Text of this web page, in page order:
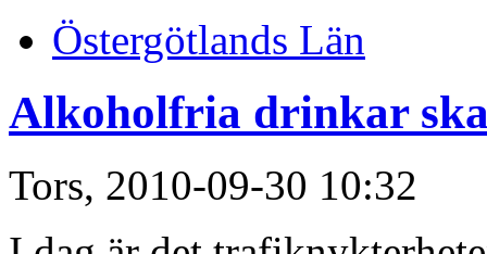
Östergötlands Län
Alkoholfria drinkar
Tors, 2010-09-30 10:32